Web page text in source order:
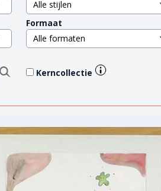
Formaat
Kerncollectie